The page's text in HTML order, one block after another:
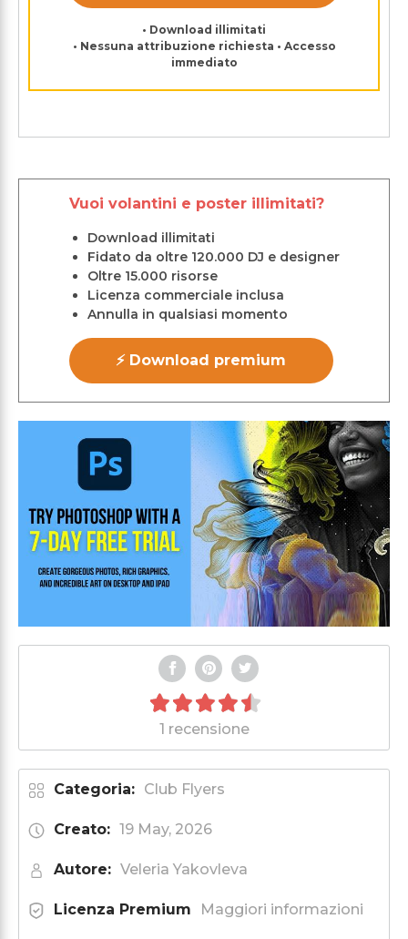
• Download illimitati
• Nessuna attribuzione richiesta • Accesso
immediato
Vuoi volantini e poster illimitati?
Download illimitati
Fidato da oltre 120.000 DJ e designer
Oltre 15.000 risorse
Licenza commerciale inclusa
Annulla in qualsiasi momento
⚡ Download premium
1 recensione
Categoria: Club Flyers
Creato: 19 May, 2026
Autore: Veleria Yakovleva
Licenza Premium Maggiori informazioni